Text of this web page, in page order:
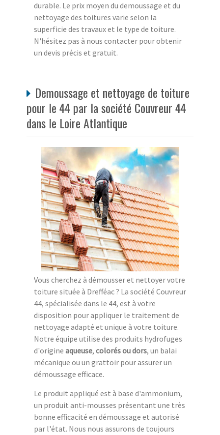
durable. Le prix moyen du demoussage et du
nettoyage des toitures varie selon la
superficie des travaux et le type de toiture.
N'hésitez pas à nous contacter pour obtenir
un devis précis et gratuit.
Demoussage et nettoyage de toiture
pour le 44 par la société Couvreur 44
dans le Loire Atlantique
Vous cherchez à démousser et nettoyer votre
toiture située à Drefféac ? La société Couvreur
44, spécialisée dans le 44, est à votre
disposition pour appliquer le traitement de
nettoyage adapté et unique à votre toiture.
Notre équipe utilise des produits hydrofuges
d'origine aqueuse, colorés ou dors, un balai
mécanique ou un grattoir pour assurer un
démoussage efficace.
Le produit appliqué est à base d'ammonium,
un produit anti-mousses présentant une très
bonne efficacité en démoussage et autorisé
par l'état. Nous nous assurons de toujours